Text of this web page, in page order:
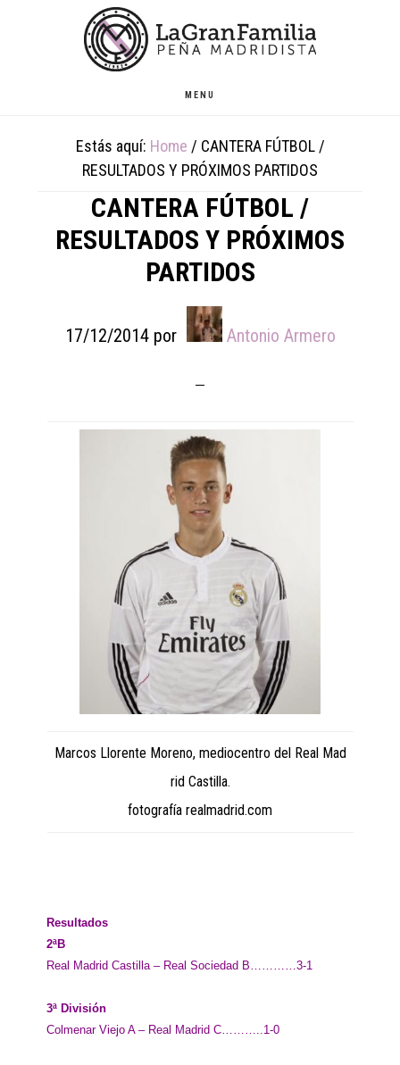
MENU
Estás aquí: Home / CANTERA FÚTBOL /
RESULTADOS Y PRÓXIMOS PARTIDOS
CANTERA FÚTBOL /
RESULTADOS Y PRÓXIMOS
PARTIDOS
17/12/2014por Antonio Armero
Marcos Llorente Moreno, mediocentro del Real Mad
rid Castilla.
fotografía realmadrid.com
Resultados
2ªB
Real Madrid Castilla – Real Sociedad B…………3-1
3ª División
Colmenar Viejo A – Real Madrid C………..1-0